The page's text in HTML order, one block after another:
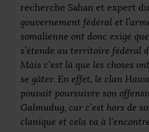
recherche Sahan et expert
gouvernement fédéral et
somalienne ont donc exigé
s’étende au territoire fédéral
Mais c’est là que les choses
se gâter. En effet, le clan
pouvait poursuivre son
Galmudug, car c’est hors de
clanique et cela va à